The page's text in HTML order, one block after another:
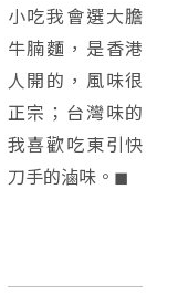
小吃我會選大膽
牛腩麵，是香港
人開的，風味很
正宗；台灣味的
我喜歡吃東引快
刀手的滷味。◼︎